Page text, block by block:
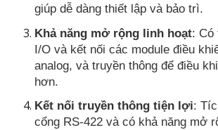
giúp dễ dàng thiết lập và bảo trì.
Khả năng mở rộng linh hoạt: Có
I/O và kết nối các module điều
analog, và truyền thông để điều
hơn.
Kết nối truyền thông tiện lợi:
cổng RS-422 và có khả năng mở